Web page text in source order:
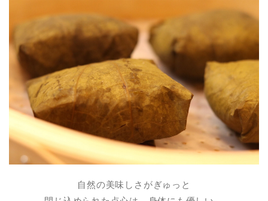
自然の美味しさがぎゅっと